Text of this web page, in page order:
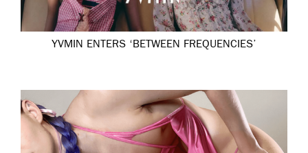
YVMIN ENTERS ‘BETWEEN FREQUENCIES’